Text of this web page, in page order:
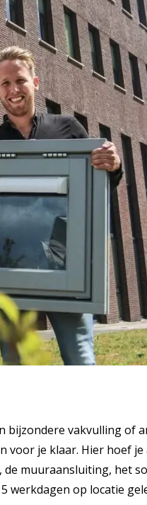
vakvulling of
je klaar. Hier hoef
muuraansluiting, het
werkdagen op locatie